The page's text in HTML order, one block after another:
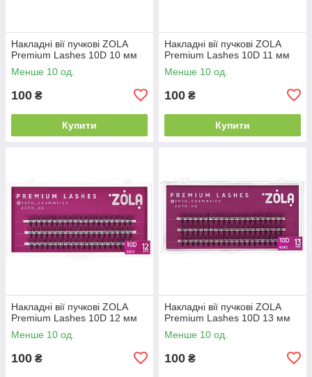
Накладні вії пучкові ZOLA
Premium Lashes 10D 10 мм
Менше 10 од.
100 ₴
Купити
Накладні вії пучкові ZOLA
Premium Lashes 10D 11 мм
Менше 10 од.
100 ₴
Купити
Накладні вії пучкові ZOLA
Premium Lashes 10D 12 мм
Менше 10 од.
100 ₴
Накладні вії пучкові ZOLA
Premium Lashes 10D 13 мм
Менше 10 од.
100 ₴